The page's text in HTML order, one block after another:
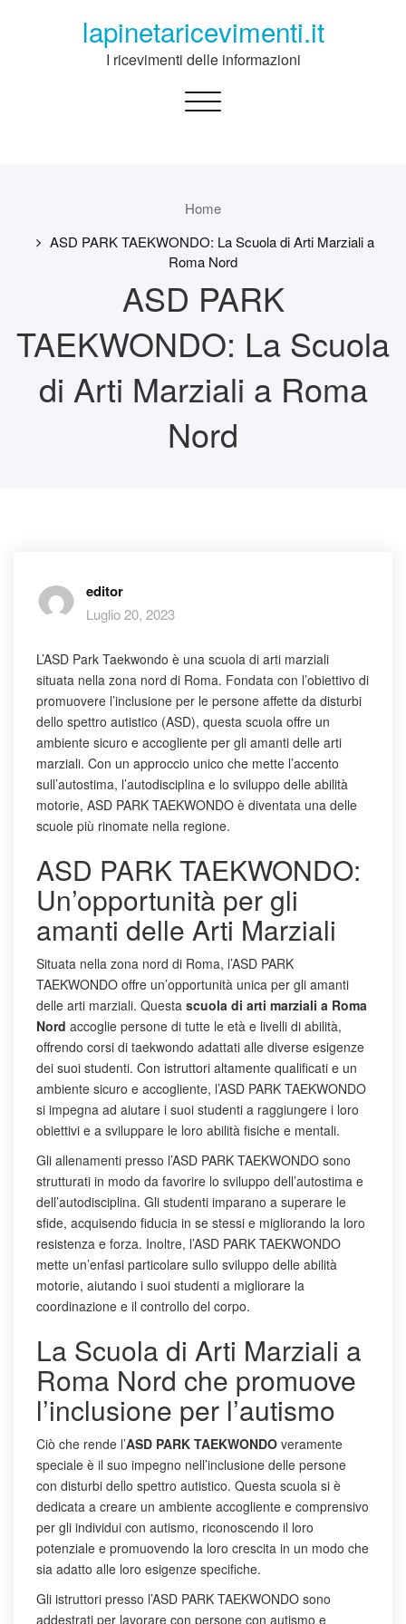
lapinetaricevimenti.it
I ricevimenti delle informazioni
Toggle
Home
ASD PARK TAEKWONDO: La Scuola di Arti Marziali a
Roma Nord
ASD PARK
TAEKWONDO: La Scuola
di Arti Marziali a Roma
Nord
editor
Luglio 20, 2023
L’ASD Park Taekwondo è una scuola di arti marziali
situata nella zona nord di Roma. Fondata con l’obiettivo di
promuovere l’inclusione per le persone affette da disturbi
dello spettro autistico (ASD), questa scuola offre un
ambiente sicuro e accogliente per gli amanti delle arti
marziali. Con un approccio unico che mette l’accento
sull’autostima, l’autodisciplina e lo sviluppo delle abilità
motorie, ASD PARK TAEKWONDO è diventata una delle
scuole più rinomate nella regione.
ASD PARK TAEKWONDO:
Un’opportunità per gli
amanti delle Arti Marziali
Situata nella zona nord di Roma, l’ASD PARK
TAEKWONDO offre un’opportunità unica per gli amanti
delle arti marziali. Questa scuola di arti marziali a Roma
Nord accoglie persone di tutte le età e livelli di abilità,
offrendo corsi di taekwondo adattati alle diverse esigenze
dei suoi studenti. Con istruttori altamente qualificati e un
ambiente sicuro e accogliente, l’ASD PARK TAEKWONDO
si impegna ad aiutare i suoi studenti a raggiungere i loro
obiettivi e a sviluppare le loro abilità fisiche e mentali.
Gli allenamenti presso l’ASD PARK TAEKWONDO sono
strutturati in modo da favorire lo sviluppo dell’autostima e
dell’autodisciplina. Gli studenti imparano a superare le
sfide, acquisendo fiducia in se stessi e migliorando la loro
resistenza e forza. Inoltre, l’ASD PARK TAEKWONDO
mette un’enfasi particolare sullo sviluppo delle abilità
motorie, aiutando i suoi studenti a migliorare la
coordinazione e il controllo del corpo.
La Scuola di Arti Marziali a
Roma Nord che promuove
l’inclusione per l’autismo
Ciò che rende l’ASD PARK TAEKWONDO veramente
speciale è il suo impegno nell’inclusione delle persone
con disturbi dello spettro autistico. Questa scuola si è
dedicata a creare un ambiente accogliente e comprensivo
per gli individui con autismo, riconoscendo il loro
potenziale e promuovendo la loro crescita in un modo che
sia adatto alle loro esigenze specifiche.
Gli istruttori presso l’ASD PARK TAEKWONDO sono
addestrati per lavorare con persone con autismo e